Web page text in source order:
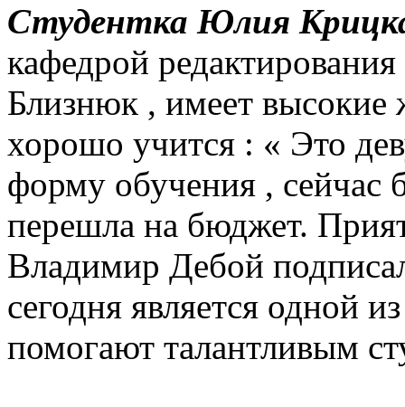
Студентка Юлия
кафедрой
Близнюк , имеет высокие
хорошо учится : ​​« Это
форму обучения , сейчас
перешла на бюджет.
Владимир Дебой
сегодня является одной
помогают талантливым